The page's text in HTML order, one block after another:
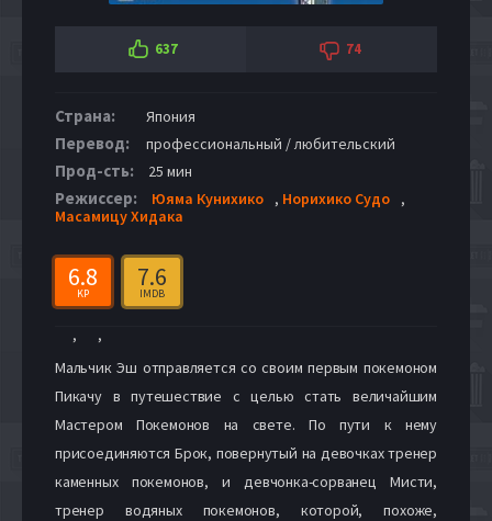
637 74
Страна: Япония
Перевод: профессиональный / любительский
Прод-сть: 25 мин
Режиссер: Юяма Кунихико , Норихико Судо
,
Масамицу Хидака
6.8
KP
7.6
IMDB
,
,
Мальчик Эш отправляется со своим первым покемоном
Пикачу в путешествие с целью стать величайшим
Мастером Покемонов на свете. По пути к нему
присоединяются Брок, повернутый на девочках тренер
каменных покемонов, и девчонка-сорванец Мисти,
тренер водяных покемонов, которой, похоже,